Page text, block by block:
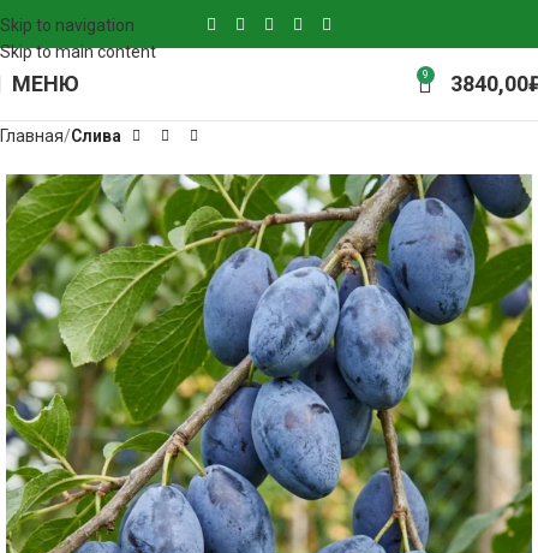
Skip to navigation
Skip to main content
МЕНЮ 9 3840,00
Главная Слива